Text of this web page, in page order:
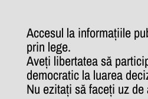
Accesul la informațiile
prin lege.
Aveți libertatea să
democratic la luarea
Nu ezitați să faceți uz de